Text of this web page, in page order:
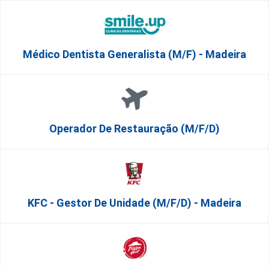
Médico Dentista Generalista (M/F) - Madeira
Operador De Restauração (m/f/d)
KFC - Gestor De Unidade (m/f/d) - Madeira